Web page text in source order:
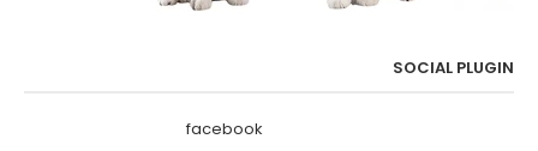
SOCIAL PLUGIN
facebook